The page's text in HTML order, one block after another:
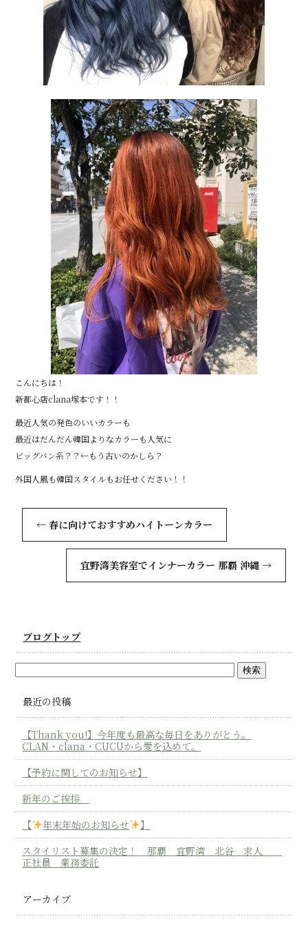
こんにちは！
新都心店clana塚本です！！
最近人気の発色のいいカラーも
最近はだんだん韓国よりなカラーも人気に
ビッグバン系？？←もう古いのかしら？
外国人風も韓国スタイルもお任せください！！
← 春に向けておすすめハイトーンカラー
宜野湾美容室でインナーカラー 那覇 沖縄 →
ブログトップ
最近の投稿
【Thank you!】今年度も最高な毎日をありがとう。
CLAN・clana・CUCUから愛を込めて。
【予約に関してのお知らせ】
新年のご挨拶
【
年末年始のお知らせ
】
スタイリスト募集の決定！ 那覇 宜野湾 北谷 求人
正社員 業務委託
アーカイブ